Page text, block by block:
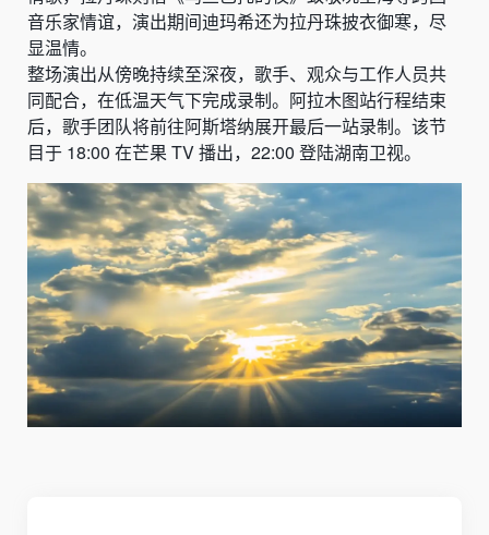
音乐家情谊，演出期间迪玛希还为拉丹珠披衣御寒，尽
显温情。
整场演出从傍晚持续至深夜，歌手、观众与工作人员共
同配合，在低温天气下完成录制。阿拉木图站行程结束
后，歌手团队将前往阿斯塔纳展开最后一站录制。该节
目于 18:00 在芒果 TV 播出，22:00 登陆湖南卫视。